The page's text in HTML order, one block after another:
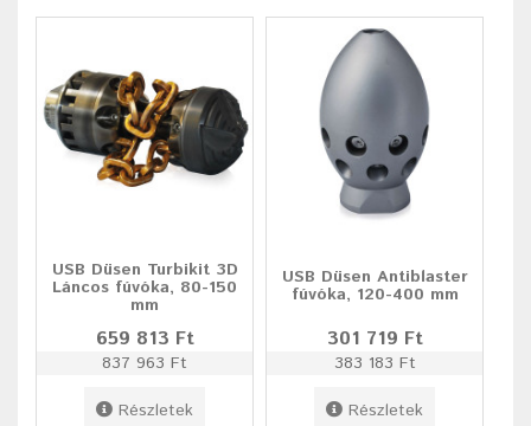
USB Düsen Turbikit 3D
Láncos fúvóka, 80-150
mm
659 813 Ft
837 963 Ft
Részletek
USB Düsen Antiblaster
fúvóka, 120-400 mm
301 719 Ft
383 183 Ft
Részletek